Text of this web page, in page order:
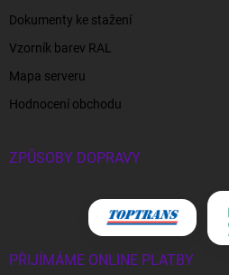
Dokumenty ke stažení
Vzorník barev RAL
Mapa serveru
Hodnocení obchodu
ZPŮSOBY DOPRAVY
PŘIJÍMÁME ONLINE PLATBY